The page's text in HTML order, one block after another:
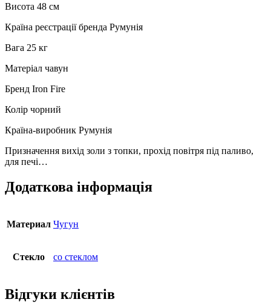
Висота 48 см
Країна реєстрації бренда Румунія
Вага 25 кг
Матеріал чавун
Бренд Iron Fire
Колір чорний
Країна-виробник Румунія
Призначення вихід золи з топки, прохід повітря під паливо,
для печі…
Додаткова інформація
Материал Чугун
Стекло со стеклом
Відгуки клієнтів